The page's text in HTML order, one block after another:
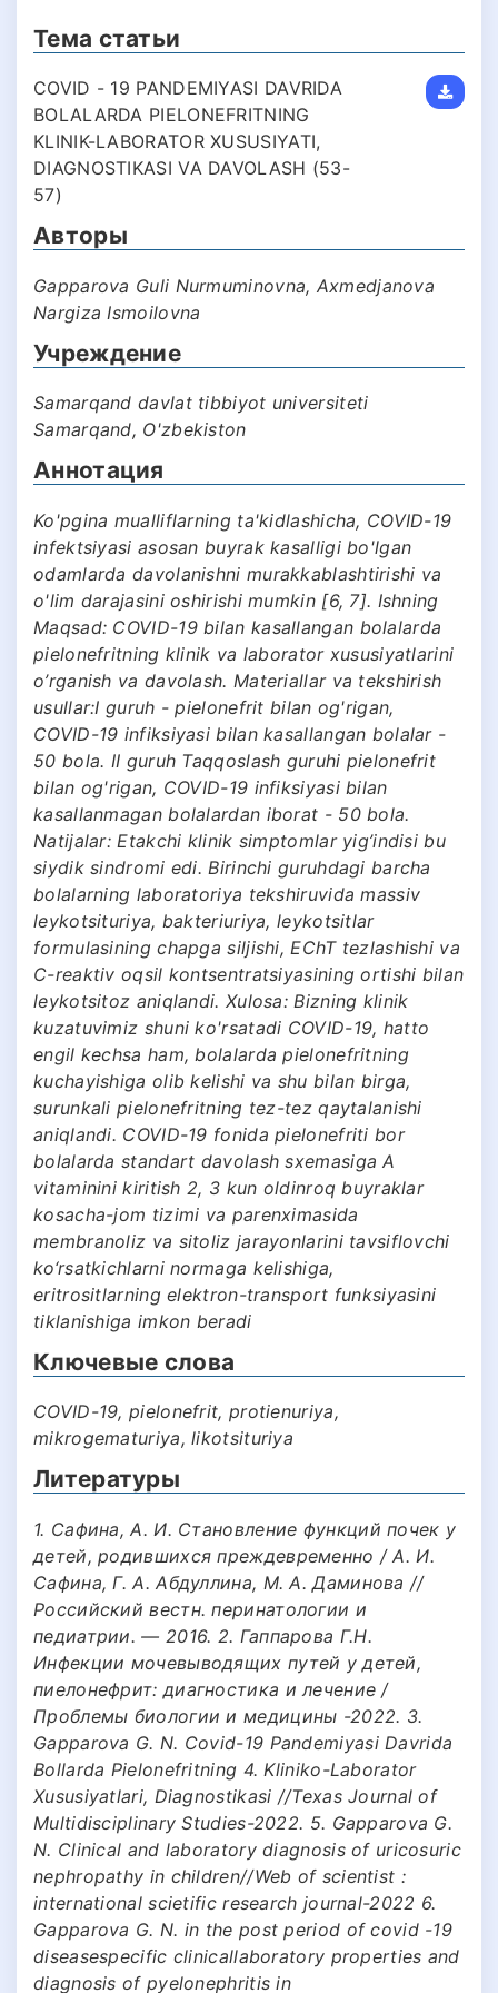
Тема статьи
COVID - 19 PANDEMIYASI DAVRIDA
BOLALARDA PIELONEFRITNING
KLINIK-LABORATOR XUSUSIYATI,
DIAGNOSTIKASI VA DAVOLASH (53-
57)
Авторы
Gapparova Guli Nurmuminovna, Axmedjanova
Nargiza Ismoilovna
Учреждение
Samarqand davlat tibbiyot universiteti
Samarqand, O'zbekiston
Аннотация
Ko'pgina mualliflarning ta'kidlashicha, COVID-19
infektsiyasi asosan buyrak kasalligi bo'lgan
odamlarda davolanishni murakkablashtirishi va
o'lim darajasini oshirishi mumkin [6, 7]. Ishning
Maqsad: COVID-19 bilan kasallangan bolalarda
pielonefritning klinik va laborator xususiyatlarini
o’rganish va davolash. Materiallar va tekshirish
usullar:I guruh - pielonefrit bilan og'rigan,
COVID-19 infiksiyasi bilan kasallangan bolalar -
50 bola. II guruh Taqqoslash guruhi pielonefrit
bilan og'rigan, COVID-19 infiksiyasi bilan
kasallanmagan bolalardan iborat - 50 bola.
Natijalar: Etakchi klinik simptomlar yig’indisi bu
siydik sindromi edi. Birinchi guruhdagi barcha
bolalarning laboratoriya tekshiruvida massiv
leykotsituriya, bakteriuriya, leykotsitlar
formulasining chapga siljishi, EChT tezlashishi va
C-reaktiv oqsil kontsentratsiyasining ortishi bilan
leykotsitoz aniqlandi. Xulosa: Bizning klinik
kuzatuvimiz shuni ko'rsatadi COVID-19, hatto
engil kechsa ham, bolalarda pielonefritning
kuchayishiga olib kelishi va shu bilan birga,
surunkali pielonefritning tez-tez qaytalanishi
aniqlandi. COVID-19 fonida pielonefriti bor
bolalarda standart davolash sxemasiga A
vitaminini kiritish 2, 3 kun oldinroq buyraklar
kosacha-jom tizimi va parenximasida
membranoliz va sitoliz jarayonlarini tavsiflovchi
ko‘rsatkichlarni normaga kelishiga,
eritrositlarning elektron-transport funksiyasini
tiklanishiga imkon beradi
Ключевые слова
COVID-19, pielonefrit, protienuriya,
mikrogematuriya, likotsituriya
Литературы
1. Сафина, А. И. Становление функций почек у
детей, родившихся преждевременно / А. И.
Сафина, Г. А. Абдуллина, М. А. Даминова //
Российский вестн. перинатологии и
педиатрии. — 2016. 2. Гаппарова Г.Н.
Инфекции мочевыводящих путей у детей,
пиелонефрит: диагностика и лечение /
Проблемы биологии и медицины -2022. 3.
Gapparova G. N. Сovid-19 Pandemiyasi Davrida
Bollarda Pielonefritning 4. Kliniko-Laborator
Xususiyatlari, Diagnostikasi //Texas Journal of
Multidisciplinary Studies-2022. 5. Gapparova G.
N. Clinical and laboratory diagnosis of uricosuric
nephropathy in children//Web of scientist :
international scietific research journal-2022 6.
Gapparova G. N. in the post period of covid -19
diseasespecific clinicallaboratory properties and
diagnosis of pyelonephritis in